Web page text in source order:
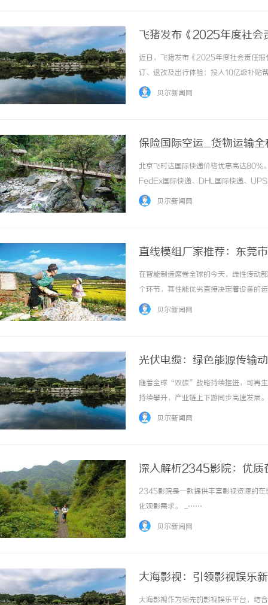
飞猪发布《2025年度社会
近日，飞猪发布《2025年度社会责任
订、退改及出行体验；投入10亿级补
计培训超10万人次，公益线路游商品成
贝尔新闻网
保险国际空运_货物运输
北京飞时达国际快递价格优惠高达80%
FedEx国际快递、DHL国际快递、
务。国际空运路程远、环节多，运输过
贝尔新闻网
直线模组厂家推荐：东莞
在智能制造席卷全球的今天，线性传动
个环节，其性能优劣直接决定着设备的
备的重载搬运；从高速分拣的高效运转
贝尔新闻网
光伏电缆：绿色能源传输
高度
随着全球“双碳”战略持续推进，可再
持续攀升，产业链上下游同步高速发展
变器与电网的关键部件，被称为光伏电
贝尔新闻网
深入解析2345影院：优质
2345影院是一款提供丰富影视资源的在
化观影需求。 ...……
贝尔新闻网
大海影视：引领影视娱乐
大海影视作为领先的影视娱乐平台，结
武汉配眼镜 上海配眼镜